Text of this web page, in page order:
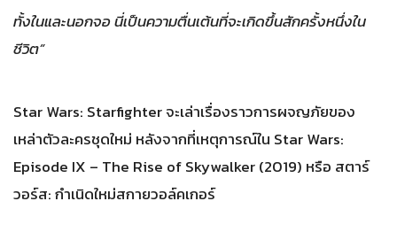
ทั้งในและนอกจอ นี่เป็นความตื่นเต้นที่จะเกิดขึ้นสักครั้งหนึ่งใน
ชีวิต”
Star Wars: Starfighter จะเล่าเรื่องราวการผจญภัยของ
เหล่าตัวละครชุดใหม่ หลังจากที่เหตุการณ์ใน Star Wars:
Episode IX – The Rise of Skywalker (2019) หรือ สตาร์
วอร์ส: กำเนิดใหม่สกายวอล์คเกอร์